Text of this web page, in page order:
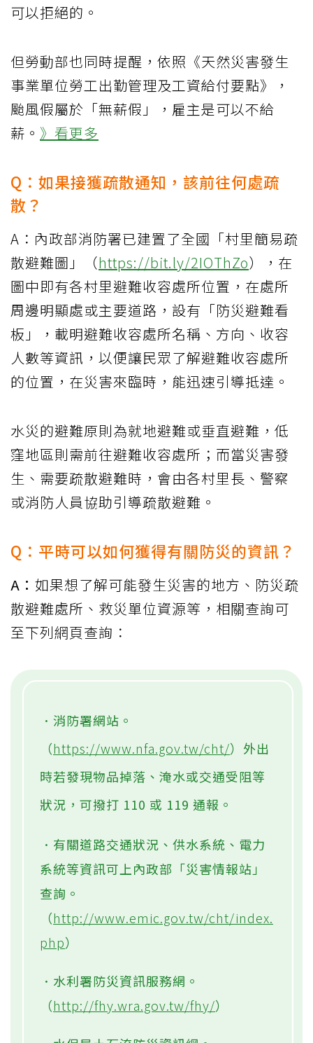
可以拒絕的。
但勞動部也同時提醒，依照《天然災害發生
事業單位勞工出勤管理及工資給付要點》，
颱風假屬於「無薪假」，雇主是可以不給
薪。 》看更多
Q：如果接獲疏散通知，該前往何處疏
散？
A：內政部消防署已建置了全國「村里簡易疏
散避難圖」（https://bit.ly/2IOThZo），在
圖中即有各村里避難收容處所位置，在處所
周邊明顯處或主要道路，設有「防災避難看
板」，載明避難收容處所名稱、方向、收容
人數等資訊，以便讓民眾了解避難收容處所
的位置，在災害來臨時，能迅速引導抵達。
水災的避難原則為就地避難或垂直避難，低
窪地區則需前往避難收容處所；而當災害發
生、需要疏散避難時，會由各村里長、警察
或消防人員協助引導疏散避難。
Q：平時可以如何獲得有關防災的資訊？
A： 如果想了解可能發生災害的地方、防災疏
散避難處所、救災單位資源等，相關查詢可
至下列網頁查詢：
．消防署網站。
（https://www.nfa.gov.tw/cht/）外出
時若發現物品掉落、淹水或交通受阻等
狀況，可撥打 110 或 119 通報。
．有關道路交通狀況、供水系統、電力
系統等資訊可上內政部「災害情報站」
查詢。
（http://www.emic.gov.tw/cht/index.
php）
．水利署防災資訊服務網。
（http://fhy.wra.gov.tw/fhy/）